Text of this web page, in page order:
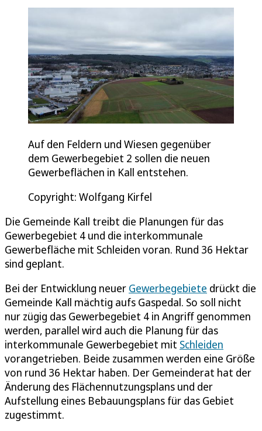
Auf den Feldern und Wiesen gegenüber
dem Gewerbegebiet 2 sollen die neuen
Gewerbeflächen in Kall entstehen.
Copyright: Wolfgang Kirfel
Die Gemeinde Kall treibt die Planungen für das
Gewerbegebiet 4 und die interkommunale
Gewerbefläche mit Schleiden voran. Rund 36 Hektar
sind geplant.
Bei der Entwicklung neuer Gewerbegebiete drückt die
Gemeinde Kall mächtig aufs Gaspedal. So soll nicht
nur zügig das Gewerbegebiet 4 in Angriff genommen
werden, parallel wird auch die Planung für das
interkommunale Gewerbegebiet mit Schleiden
vorangetrieben. Beide zusammen werden eine Größe
von rund 36 Hektar haben. Der Gemeinderat hat der
Änderung des Flächennutzungsplans und der
Aufstellung eines Bebauungsplans für das Gebiet
zugestimmt.